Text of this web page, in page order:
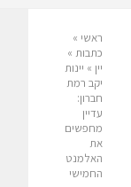
ראשי »
כתבות »
יין » יינות
יקב רמת
חברון:
עדיין
מחפשים
את
האלמנט
החמישי